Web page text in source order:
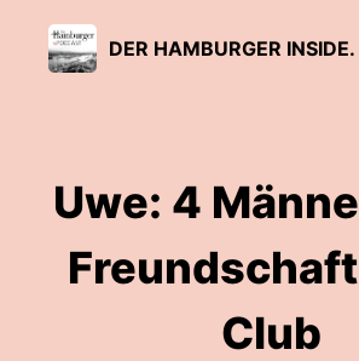
Uwe: 4
Club